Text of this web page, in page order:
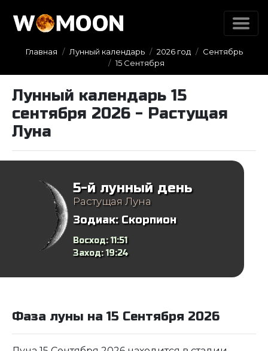
Главная Лунный календарь 2026 год
Сентябрь
15 Сентября
Лунный календарь 15
сентября 2026 - Растущая
Луна
5-й лунный день
Растущая Луна
Зодиак: Скорпион
Восход:11:51
Заход:19:24
Фаза луны на 15 Сентября 2026